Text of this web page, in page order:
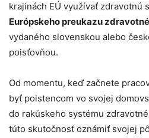
krajinách EÚ využívať zdravotnú
Európskeho preukazu
vydaného slovenskou alebo
poisťovňou.
Od momentu, keď začnete
byť poistencom vo svojej
do rakúskeho systému
túto skutočnosť oznámiť svojej